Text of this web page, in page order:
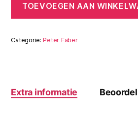
aantal
TOEVOEGEN AAN
Categorie:Peter Faber
Extra informatie